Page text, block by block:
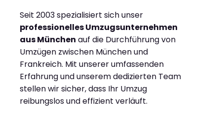
Seit 2003 spezialisiert sich unser
professionelles Umzugsunternehmen
aus München auf die Durchführung von
Umzügen zwischen München und
Frankreich. Mit unserer umfassenden
Erfahrung und unserem dedizierten Team
stellen wir sicher, dass Ihr Umzug
reibungslos und effizient verläuft.